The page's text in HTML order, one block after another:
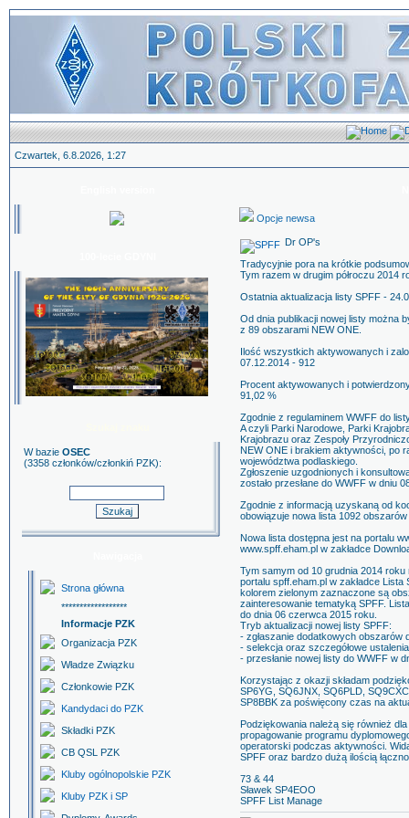
Czwartek, 6.8.2026, 1:27
W bazie OSEC
(3358 członków/członkiń PZK):
Strona główna
******************
Informacje PZK
Organizacja PZK
Władze Związku
Członkowie PZK
Kandydaci do PZK
Składki PZK
CB QSL PZK
Kluby ogólnopolskie PZK
Kluby PZK i SP
Opcje newsa
Dr OP's
Tradycyjnie pora na krótkie
Tym razem w drugim półroczu 2014
Ostatnia aktualizacja listy SPFF -
Od dnia publikacji nowej listy można
z 89 obszarami NEW ONE.
Ilość wszystkich aktywowanych i
07.12.2014 - 912
Procent aktywowanych i
91,02 %
Zgodnie z regulaminem WWFF do
A czyli Parki Narodowe, Parki
Krajobrazu oraz Zespoły
NEW ONE i brakiem aktywności, po
województwa podlaskiego.
Zgłoszenie uzgodnionych i
zostało przesłane do WWFF w dniu
Zgodnie z informacją uzyskaną od
obowiązuje nowa lista 1092 obszarów
Nowa lista dostępna jest na portalu
www.spff.eham.pl w zakładce
Tym samym od 10 grudnia 2014
portalu spff.eham.pl w zakładce
kolorem zielonym zaznaczone są
zainteresowanie tematyką SPFF.
do dnia 06 czerwca 2015 roku.
Tryb aktualizacji nowej listy SPFF:
- zgłaszanie dodatkowych obszarów
- selekcja oraz szczegółowe
- przesłanie nowej listy do WWFF w
Korzystając z okazji składam
SP6YG, SQ6JNX, SQ6PLD,
SP8BBK za poświęcony czas na
Podziękowania należą się również
propagowanie programu
operatorski podczas aktywności.
SPFF oraz bardzo dużą ilością
73 & 44
Sławek SP4EOO
SPFF List Manage